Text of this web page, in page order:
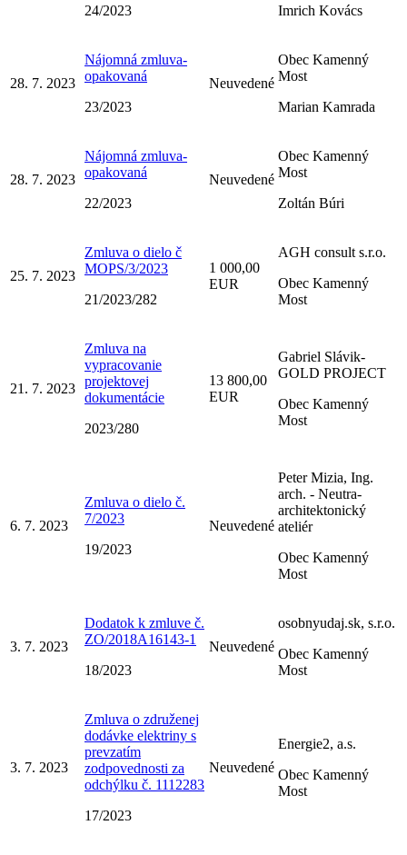
24/2023 Imrich Kovács
28. 7. 2023
Nájomná zmluva-
opakovaná
23/2023
Neuvedené
Obec Kamenný
Most
Marian Kamrada
28. 7. 2023
Nájomná zmluva-
opakovaná
22/2023
Neuvedené
Obec Kamenný
Most
Zoltán Búri
25. 7. 2023
Zmluva o dielo č
MOPS/3/2023
21/2023/282
1 000,00
EUR
AGH consult s.r.o.
Obec Kamenný
Most
21. 7. 2023
Zmluva na
vypracovanie
projektovej
dokumentácie
2023/280
13 800,00
EUR
Gabriel Slávik-
GOLD PROJECT
Obec Kamenný
Most
6. 7. 2023
Zmluva o dielo č.
7/2023
19/2023
Neuvedené
Peter Mizia, Ing.
arch. - Neutra-
architektonický
ateliér
Obec Kamenný
Most
3. 7. 2023
Dodatok k zmluve č.
ZO/2018A16143-1
18/2023
Neuvedené
osobnyudaj.sk, s.r.o.
Obec Kamenný
Most
3. 7. 2023
Zmluva o združenej
dodávke elektriny s
prevzatím
zodpovednosti za
odchýlku č. 1112283
17/2023
Neuvedené
Energie2, a.s.
Obec Kamenný
Most